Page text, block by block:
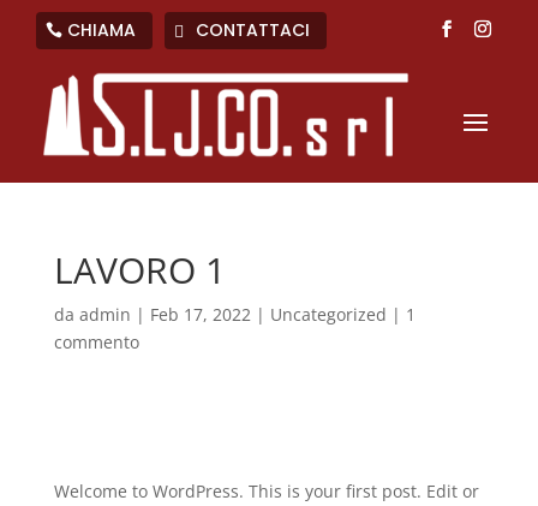
CHIAMA CONTATTACI
LAVORO 1
da admin | Feb 17, 2022| Uncategorized | 1
commento
Welcome to WordPress. This is your first post. Edit or